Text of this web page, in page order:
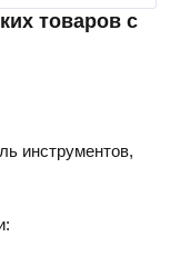
товаров с
инструментов,